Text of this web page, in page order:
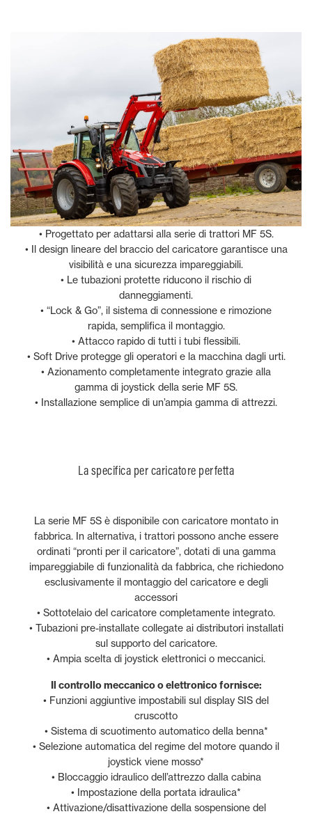
• Progettato per adattarsi alla serie di trattori MF 5S.
• Il design lineare del braccio del caricatore garantisce una
visibilità e una sicurezza impareggiabili.
• Le tubazioni protette riducono il rischio di
danneggiamenti.
• “Lock & Go”, il sistema di connessione e rimozione
rapida, semplifica il montaggio.
• Attacco rapido di tutti i tubi flessibili.
• Soft Drive protegge gli operatori e la macchina dagli urti.
• Azionamento completamente integrato grazie alla
gamma di joystick della serie MF 5S.
• Installazione semplice di un’ampia gamma di attrezzi.
La specifica per caricatore perfetta
La serie MF 5S è disponibile con caricatore montato in
fabbrica. In alternativa, i trattori possono anche essere
ordinati “pronti per il caricatore”, dotati di una gamma
impareggiabile di funzionalità da fabbrica, che richiedono
esclusivamente il montaggio del caricatore e degli
accessori
• Sottotelaio del caricatore completamente integrato.
• Tubazioni pre-installate collegate ai distributori installati
sul supporto del caricatore.
• Ampia scelta di joystick elettronici o meccanici.
Il controllo meccanico o elettronico fornisce:
• Funzioni aggiuntive impostabili sul display SIS del
cruscotto
• Sistema di scuotimento automatico della benna*
• Selezione automatica del regime del motore quando il
joystick viene mosso*
• Bloccaggio idraulico dell’attrezzo dalla cabina
• Impostazione della portata idraulica*
• Attivazione/disattivazione della sospensione del